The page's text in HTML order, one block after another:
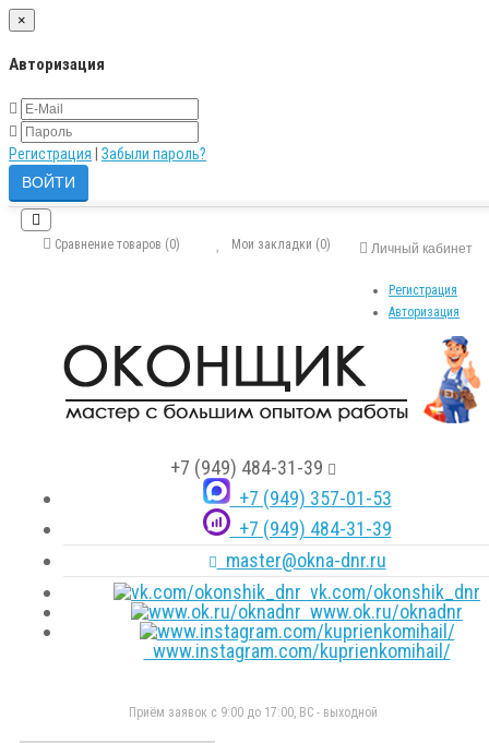
×
Авторизация
Регистрация Забыли пароль?
Личный кабинет
Регистрация
Авторизация
Мои закладки (0)
Сравнение товаров (0)
+7 (949) 484-31-39
+7 (949) 357-01-53
+7 (949) 484-31-39
master@okna-dnr.ru
vk.com/okonshik_dnr
www.ok.ru/oknadnr
www.instagram.com/kuprienkomihail/
Приём заявок с 9:00 до 17:00, ВС - выходной